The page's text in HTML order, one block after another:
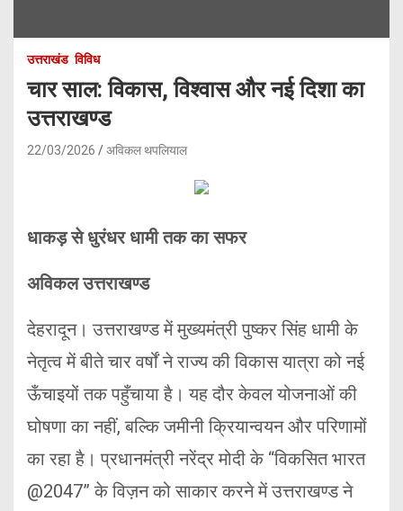
उत्तराखंड विविध
चार साल: विकास, विश्वास और नई दिशा का
उत्तराखण्ड
22/03/2026 अविकल थपलियाल
धाकड़ से धुरंधर धामी तक का सफर
अविकल उत्तराखण्ड
देहरादून। उत्तराखण्ड में मुख्यमंत्री पुष्कर सिंह धामी के
नेतृत्व में बीते चार वर्षों ने राज्य की विकास यात्रा को नई
ऊँचाइयों तक पहुँचाया है। यह दौर केवल योजनाओं की
घोषणा का नहीं, बल्कि जमीनी क्रियान्वयन और परिणामों
का रहा है। प्रधानमंत्री नरेंद्र मोदी के “विकसित भारत
@2047” के विज़न को साकार करने में उत्तराखण्ड ने